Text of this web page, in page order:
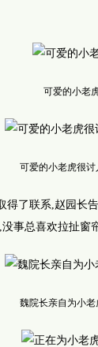
可爱的小老
可爱的小老虎很讨
了联系,赵园长
事总喜欢拉扯
魏院长亲自为小老